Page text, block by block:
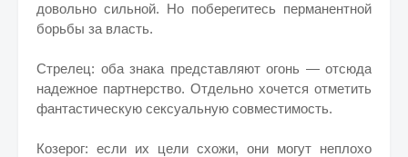
довольно сильной. Но поберегитесь перманентной
борьбы за власть.
Стрелец: оба знака представляют огонь — отсюда
надежное партнерство. Отдельно хочется отметить
фантастическую сексуальную совместимость.
Козерог: если их цели схожи, они могут неплохо